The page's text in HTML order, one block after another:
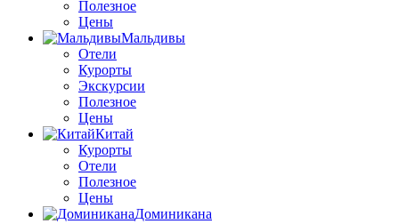
Полезное
Цены
Мальдивы
Отели
Курорты
Экскурсии
Полезное
Цены
Китай
Курорты
Отели
Полезное
Цены
Доминикана